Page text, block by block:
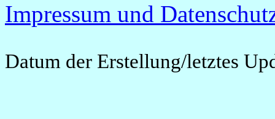
Impressum und
Datum der Erstellung/letztes